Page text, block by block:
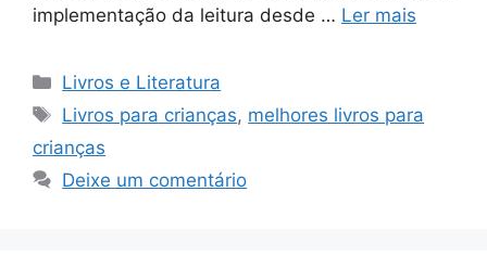
implementação da leitura desde … Ler mais
Categorias
Livros e Literatura
Tags
Livros para crianças, melhores livros para
crianças
Deixe um comentário